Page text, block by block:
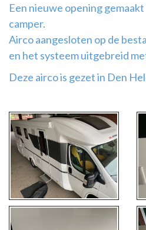
Een nieuwe opening
camper.
Airco aangesloten op de
en het systeem uitgebreid
Deze airco is gezet in Den